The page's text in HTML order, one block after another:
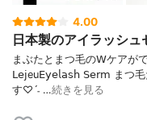
4.00
日本製のアイラッシュ
まぶたとまつ毛の𝖶ケアが
𝖫𝖾𝗃eu𝖤𝗒𝖾𝗅𝖺𝗌𝗁 𝖲𝖾𝗋𝗆 まつ
す♡ˊ˗ …続きを見る